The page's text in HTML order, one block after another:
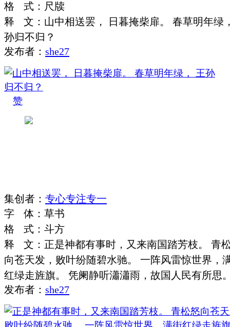
格
式 ： 尺牍
释
文 ： 山中相送罢， 日暮掩柴扉。 春草明年绿
孙归不归？
发布者： she27
赞
集创 者 ： 专心专注专一
字
体 ： 草书
格
式 ： 斗方
释
文 ： 正是神都有事时，又来南国踏芳枝。 青
向苍天发，败叶纷随碧水驰。 一阵风雷惊世界，
红绿走旌旗。 凭阑静听瀟瀟雨，故国人民有所思
发布者： she27